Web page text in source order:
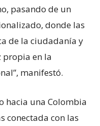
pasando de un
donde las
de la ciudadanía y
propia en la
manifestó.
hacia una Colombia
conectada con las